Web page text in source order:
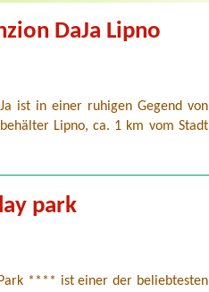
DaJa Lipno
ist in einer ruhigen Gegend von
Lipno, ca. 1 km vom Stadt
park
**** ist einer der beliebtesten